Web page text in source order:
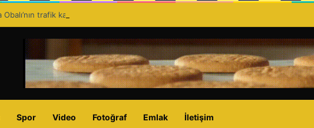
Obalı’nın trafik kazasında hayatını kaybetmesinin ardından isyan etti: Affet bizi Turan
Spor Video Fotoğraf Emlak İletişim